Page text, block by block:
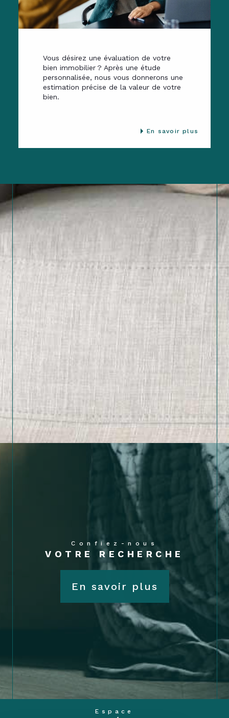
Vous désirez une évaluation de votre
bien immobilier ? Après une étude
personnalisée, nous vous donnerons une
estimation précise de la valeur de votre
bien.
En savoir plus
Confiez-nous
VOTRE RECHERCHE
En savoir plus
Espace